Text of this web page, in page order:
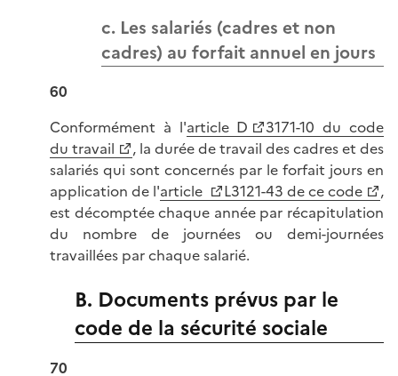
c. Les salariés (cadres et non
cadres) au forfait annuel en jours
60
Conformément à l'article D
3171-10 du code
du travail
, la durée de travail des cadres et des
salariés qui sont concernés par le forfait jours en
application de l'article L3121-43 de ce code
,
est décomptée chaque année par récapitulation
du nombre de journées ou demi-journées
travaillées par chaque salarié.
B. Documents prévus par le
code de la sécurité sociale
70